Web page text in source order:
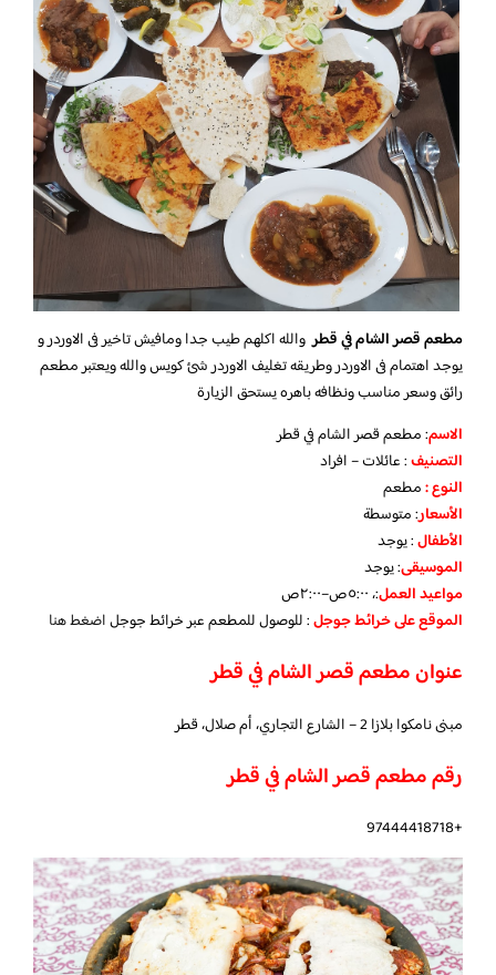
مطعم قصر الشام في قطر والله اكلهم طيب جدا ومافيش تاخير فى الاوردر و
يوجد اهتمام فى الاوردر وطريقه تغليف الاوردر شئ كويس والله ويعتبر مطعم
رائق وسعر مناسب ونظافه باهره يستحق الزيارة
الاسم: مطعم قصر الشام في قطر
التصنيف: عائلات – افراد
النوع :مطعم
الأسعار:متوسطة
الأطفال:يوجد
الموسيقى:يوجد
مواعيد العمل:، ٥:٠٠ص–٢:٠٠ص
الموقع على خرائط جوجل: للوصول للمطعم عبر خرائط جوجلاضغط هنا
عنوان مطعم قصر الشام في قطر
مبنى نامكوا بلازا 2 – الشارع التجاري، أم صلال، قطر
رقم مطعم قصر الشام في قطر
+97444418718